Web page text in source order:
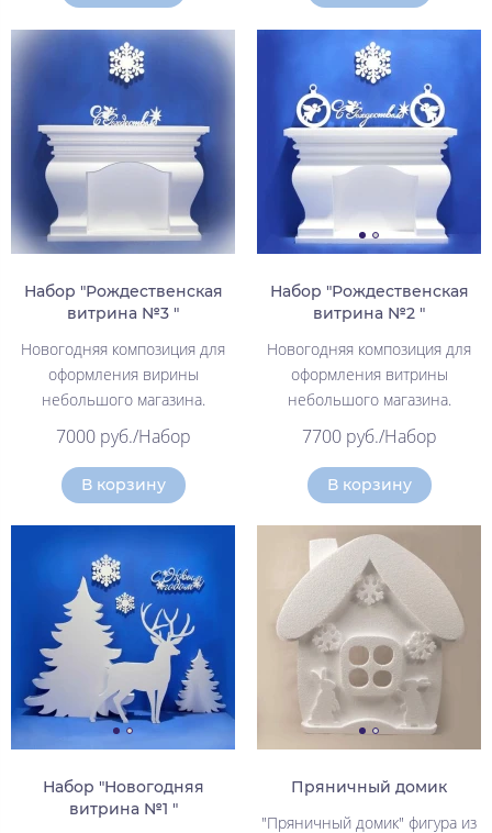
Набор "Рождественская
витрина №3 "
Новогодняя композиция для
оформления вирины
небольшого магазина.
7000 руб./Набор
В корзину
Набор "Рождественская
витрина №2 "
Новогодняя композиция для
оформления витрины
небольшого магазина.
7700 руб./Набор
В корзину
Набор "Новогодняя
витрина №1 "
Пряничный домик
"Пряничный домик" фигура из